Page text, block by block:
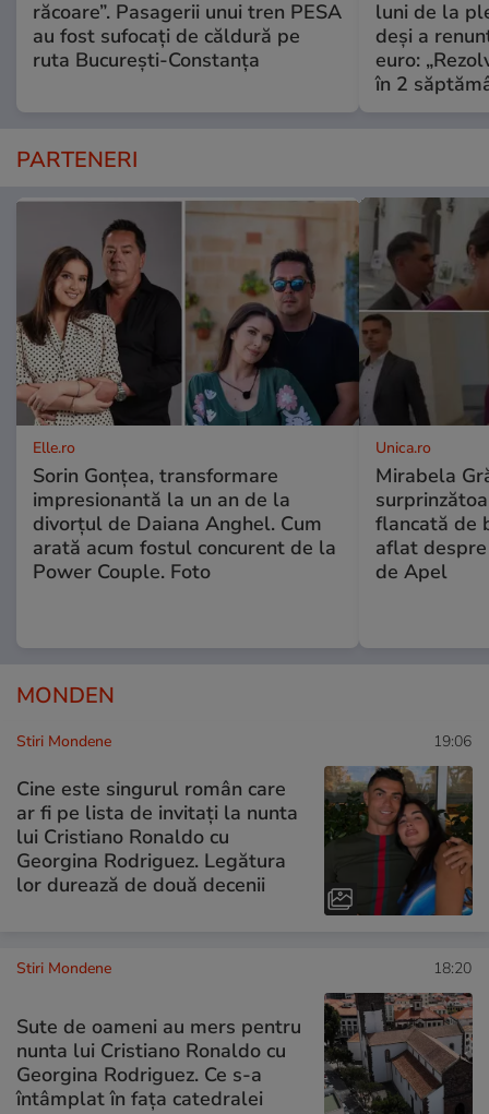
răcoare”. Pasagerii unui tren PESA
au fost sufocați de căldură pe
ruta București-Constanța
luni de la
deși a
euro:
în 2
PARTENERI
Elle.ro
Sorin Gonțea, transformare
impresionantă la un an de la
divorțul de Daiana Anghel. Cum
arată acum fostul concurent de la
Power Couple. Foto
Unica.ro
Mirabela
flancată de
aflat
de Apel
MONDEN
Stiri Mondene 19:06
Cine este singurul român care
ar fi pe lista de invitați la nunta
lui Cristiano Ronaldo cu
Georgina Rodriguez. Legătura
lor durează de două decenii
Stiri Mondene 18:20
Sute de oameni au mers pentru
nunta lui Cristiano Ronaldo cu
Georgina Rodriguez. Ce s-a
întâmplat în fața catedralei